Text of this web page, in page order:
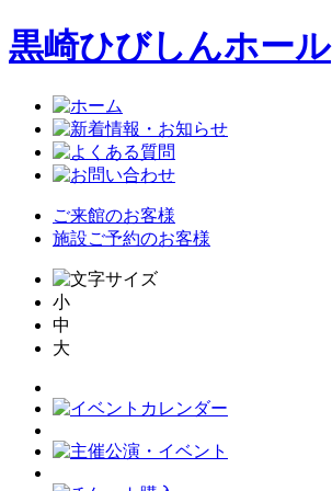
黒崎ひびしんホール
ご来館のお客様
施設ご予約のお客様
小
中
大